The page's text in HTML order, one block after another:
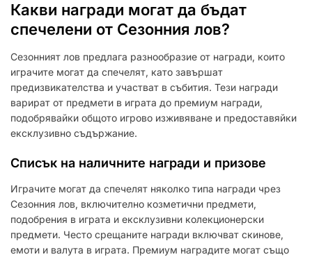
Какви награди могат да бъдат
спечелени от Сезонния лов?
Сезонният лов предлага разнообразие от награди, които
играчите могат да спечелят, като завършат
предизвикателства и участват в събития. Тези награди
варират от предмети в играта до премиум награди,
подобрявайки общото игрово изживяване и предоставяйки
ексклузивно съдържание.
Списък на наличните награди и призове
Играчите могат да спечелят няколко типа награди чрез
Сезонния лов, включително козметични предмети,
подобрения в играта и ексклузивни колекционерски
предмети. Често срещаните награди включват скинове,
емоти и валута в играта. Премиум наградите могат също